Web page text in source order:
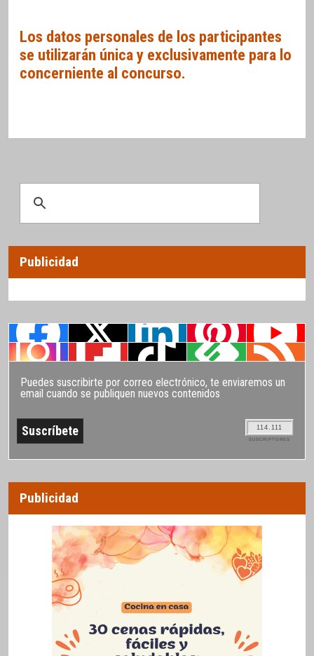
Los datos personales de los participantes
se utilizarán única y exclusivamente para lo
concerniente al concurso.
Publicidad
Puedes suscribirte por correo electrónico, te enviaremos un
email cuando se publiquen nuevos contenidos
114.111
SUSCRIPTORES
Publicidad